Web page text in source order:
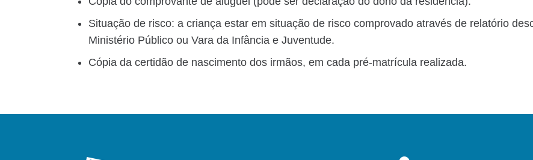
Situação de risco: a criança estar em situação de risco comprovado através de relatório
Ministério Público ou Vara da Infância e Juventude.
Cópia da certidão de nascimento dos irmãos, em cada pré-matrícula realizada.